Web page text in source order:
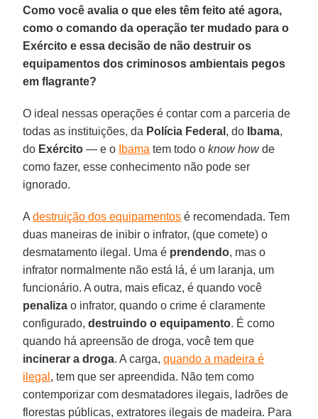
Como você avalia o que eles têm feito até agora,
como o comando da operação ter mudado para o
Exército e essa decisão de não destruir os
equipamentos dos criminosos ambientais pegos
em flagrante?
O ideal nessas operações é contar com a parceria de
todas as instituições, da Polícia Federal , do Ibama,
do Exército — e o Ibama tem todo oknow howde
como fazer, esse conhecimento não pode ser
ignorado.
Adestruição dos equipamentos é recomendada. Tem
duas maneiras de inibir o infrator, (que comete) o
desmatamento ilegal. Uma é prendendo, mas o
infrator normalmente não está lá, é um laranja, um
funcionário. A outra, mais eficaz, é quando você
penaliza o infrator, quando o crime é claramente
configurado,destruindo o equipamento. É como
quando há apreensão de droga, você tem que
incinerar a droga. A carga,quando a madeira é
ilegal , tem que ser apreendida. Não tem como
contemporizar com desmatadores ilegais, ladrões de
florestas públicas, extratores ilegais de madeira. Para